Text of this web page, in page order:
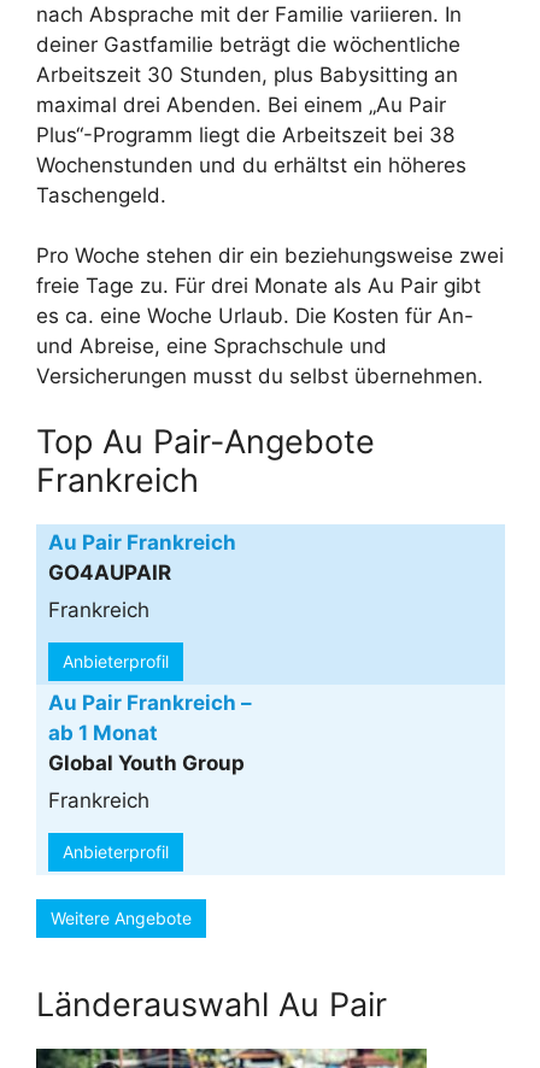
nach Absprache mit der Familie variieren. In
deiner Gastfamilie beträgt die wöchentliche
Arbeitszeit 30 Stunden, plus Babysitting an
maximal drei Abenden. Bei einem „Au Pair
Plus“-Programm liegt die Arbeitszeit bei 38
Wochenstunden und du erhältst ein höheres
Taschengeld.
Pro Woche stehen dir ein beziehungsweise zwei
freie Tage zu. Für drei Monate als Au Pair gibt
es ca. eine Woche Urlaub. Die Kosten für An-
und Abreise, eine Sprachschule und
Versicherungen musst du selbst übernehmen.
Top Au Pair-Angebote
Frankreich
Au Pair Frankreich
GO4AUPAIR
Frankreich
Anbieterprofil
Au Pair Frankreich –
ab 1 Monat
Global Youth Group
Frankreich
Anbieterprofil
Weitere Angebote
Länderauswahl Au Pair